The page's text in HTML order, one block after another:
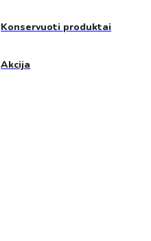
Konservuoti produktai
Akcija